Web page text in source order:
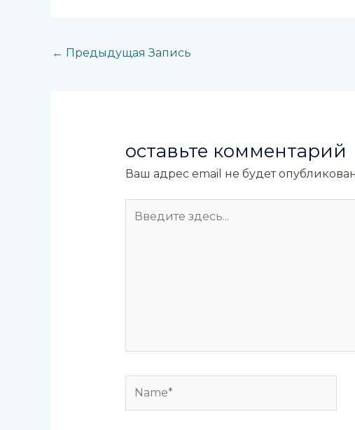
← Предыдущая Запись
оставьте комментарий
Ваш адрес email не будет
здесь...